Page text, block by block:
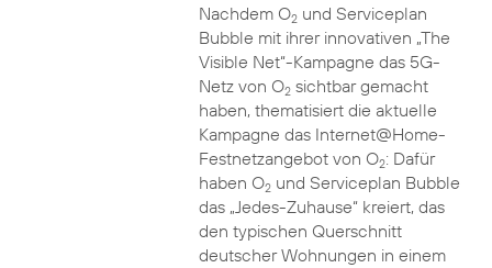
Nachdem O2und Serviceplan
Bubble mit ihrer innovativen „The
Visible Net“-Kampagne das 5G-
Netz von O2sichtbar gemacht
haben, thematisiert die aktuelle
Kampagne das Internet@Home-
Festnetzangebot von O2: Dafür
haben O2und Serviceplan Bubble
das „Jedes-Zuhause“ kreiert, das
den typischen Querschnitt
deutscher Wohnungen in einem